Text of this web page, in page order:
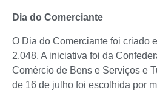
Dia do Comerciante
O Dia do Comerciante foi criado
2.048. A iniciativa foi da
Comércio de Bens e Serviços e
de 16 de julho foi escolhida por